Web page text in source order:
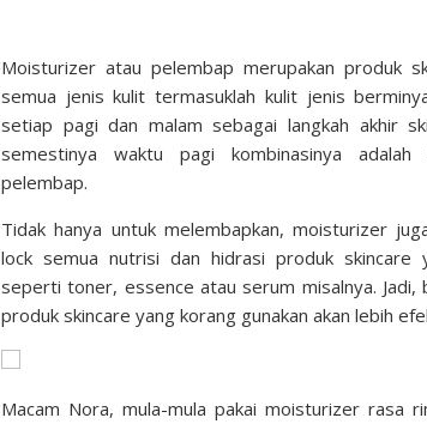
Moisturizer atau pelembap merupakan produk
semua jenis kulit termasuklah kulit jenis
setiap pagi dan malam sebagai langkah akhir
semestinya waktu pagi kombinasinya adalah
pelembap.
Tidak hanya untuk melembapkan, moisturizer
lock semua nutrisi dan hidrasi produk skincare
seperti toner, essence atau serum misalnya. Jadi,
produk skincare yang korang gunakan akan lebih
Macam Nora, mula-mula pakai moisturizer rasa